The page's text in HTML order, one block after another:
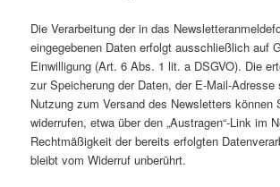
Die Verarbeitung der in das
eingegebenen Daten erfolgt ausschließlich auf
Einwilligung (Art. 6 Abs. 1 lit. a DSGVO). Die
zur Speicherung der Daten, der E-Mail-Adresse
Nutzung zum Versand des Newsletters können
widerrufen, etwa über den „Austragen“-Link im
Rechtmäßigkeit der bereits erfolgten
bleibt vom Widerruf unberührt.